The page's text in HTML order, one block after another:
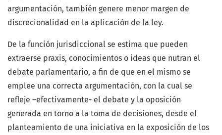
argumentación, también genere menor margen de
discrecionalidad en la aplicación de la ley.
De la función jurisdiccional se estima que pueden
extraerse praxis, conocimientos o ideas que nutran el
debate parlamentario, a fin de que en el mismo se
emplee una correcta argumentación, con la cual se
refleje –efectivamente- el debate y la oposición
generada en torno a la toma de decisiones, desde el
planteamiento de una iniciativa en la exposición de los